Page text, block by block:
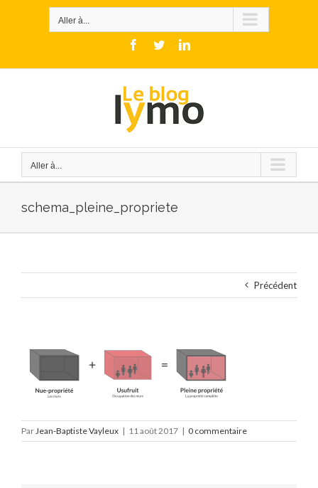
Aller à...
Facebook
TwitterLinkedIn
Aller à...
schema_pleine_propriete
Précédent
ParJean-Baptiste Vayleux | 11 août 2017 | 0 commentaire